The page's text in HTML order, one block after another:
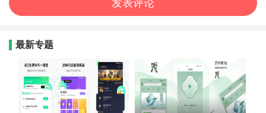
最新专题